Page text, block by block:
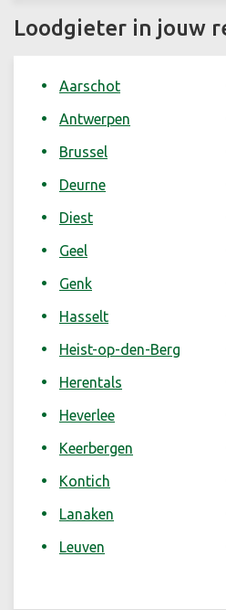
Loodgieter in jouw
Aarschot
Antwerpen
Brussel
Deurne
Diest
Geel
Genk
Hasselt
Heist-op-den-Berg
Herentals
Heverlee
Keerbergen
Kontich
Lanaken
Leuven